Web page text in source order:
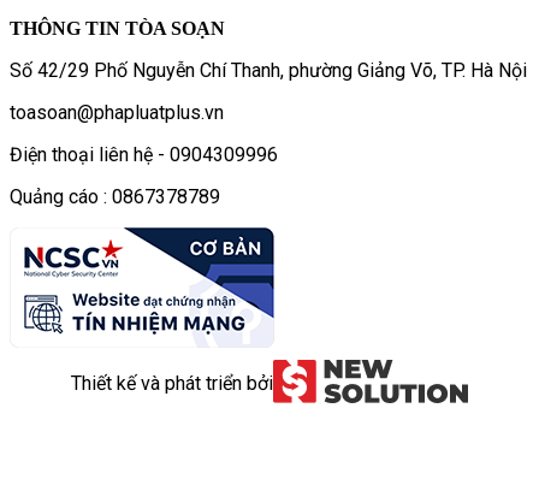
THÔNG TIN TÒA SOẠN
Số 42/29 Phố Nguyễn Chí Thanh, phường Giảng Võ, TP. Hà Nội
toasoan@phapluatplus.vn
Điện thoại liên hệ - 0904309996
Quảng cáo : 0867378789
Thiết kế và phát triển bởi